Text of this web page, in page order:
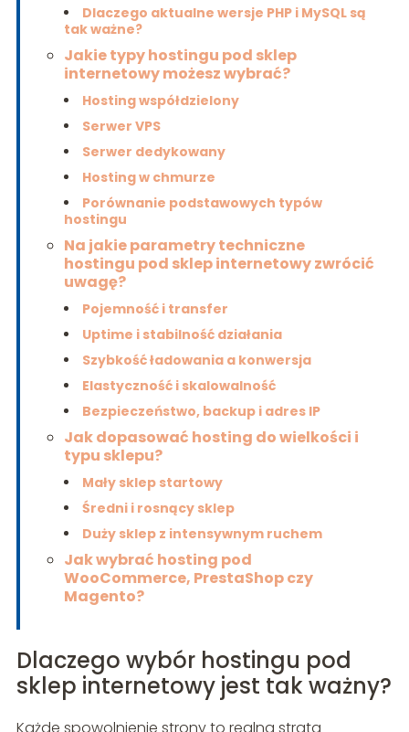
Dlaczego aktualne wersje PHP i MySQL są
tak ważne?
Jakie typy hostingu pod sklep
internetowy możesz wybrać?
Hosting współdzielony
Serwer VPS
Serwer dedykowany
Hosting w chmurze
Porównanie podstawowych typów
hostingu
Na jakie parametry techniczne
hostingu pod sklep internetowy zwrócić
uwagę?
Pojemność i transfer
Uptime i stabilność działania
Szybkość ładowania a konwersja
Elastyczność i skalowalność
Bezpieczeństwo, backup i adres IP
Jak dopasować hosting do wielkości i
typu sklepu?
Mały sklep startowy
Średni i rosnący sklep
Duży sklep z intensywnym ruchem
Jak wybrać hosting pod
WooCommerce, PrestaShop czy
Magento?
Dlaczego wybór hostingu pod
sklep internetowy jest tak ważny?